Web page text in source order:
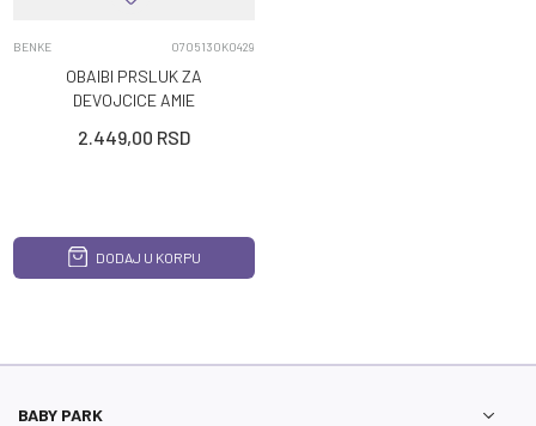
BENKE 0705130K0429
OBAIBI PRSLUK ZA
DEVOJCICE AMIE
2.449,00 RSD
DODAJ U KORPU
BABY PARK